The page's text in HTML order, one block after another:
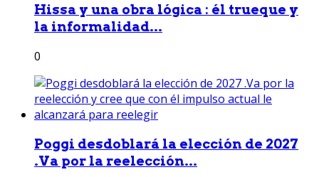
Hissa y una obra lógica : él trueque y
la informalidad...
0
Poggi desdoblará la elección de 2027
.Va por la reelección...